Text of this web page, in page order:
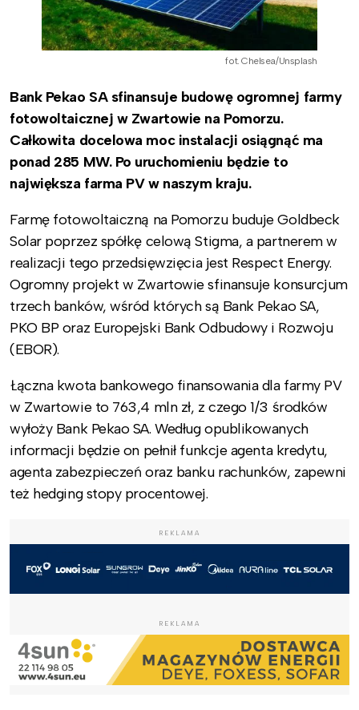
fot. Chelsea/Unsplash
Bank Pekao SA sfinansuje budowę ogromnej farmy
fotowoltaicznej w Zwartowie na Pomorzu.
Całkowita docelowa moc instalacji osiągnąć ma
ponad 285 MW. Po uruchomieniu będzie to
największa farma PV w naszym kraju.
Farmę fotowoltaiczną na Pomorzu buduje Goldbeck
Solar poprzez spółkę celową Stigma, a partnerem w
realizacji tego przedsięwzięcia jest Respect Energy.
Ogromny projekt w Zwartowie sfinansuje konsurcjum
trzech banków, wśród których są Bank Pekao SA,
PKO BP oraz Europejski Bank Odbudowy i Rozwoju
(EBOR).
Łączna kwota bankowego finansowania dla farmy PV
w Zwartowie to 763,4 mln zł, z czego 1/3 środków
wyłoży Bank Pekao SA. Według opublikowanych
informacji będzie on pełnił funkcje agenta kredytu,
agenta zabezpieczeń oraz banku rachunków, zapewni
też hedging stopy procentowej.
REKLAMA
REKLAMA